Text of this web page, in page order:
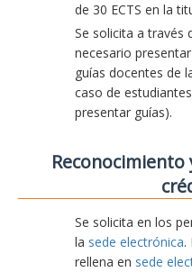
de 30 ECTS en la
Se solicita a través
necesario
guías docentes de
caso de
presentar guías).
Se solicita en los
la sede electrónica.
rellena en sede